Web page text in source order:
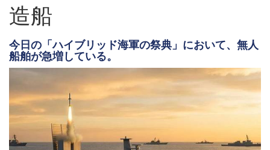
造船
今日の「ハイブリッド海軍の祭典」において、無人
船舶が急増している。